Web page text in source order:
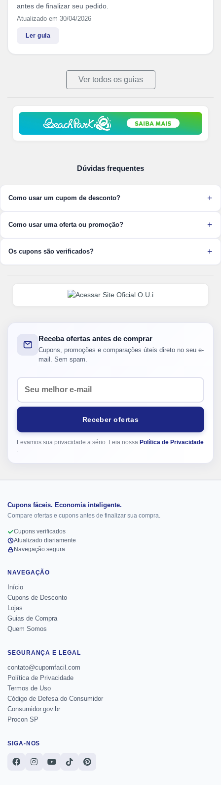
antes de finalizar seu pedido.
Atualizado em 30/04/2026
Ler guia
Ver todos os guias
Dúvidas frequentes
Como usar um cupom de desconto?
Como usar uma oferta ou promoção?
Os cupons são verificados?
Receba ofertas antes de comprar
Cupons, promoções e comparações úteis direto no seu e-
mail. Sem spam.
Seu e-mail
Receber ofertas
Levamos sua privacidade a sério. Leia nossa Política de Privacidade
Cupons fáceis. Economia inteligente.
Compare ofertas e cupons antes de finalizar sua compra.
Cupons verificados
Atualizado diariamente
Navegação segura
NAVEGAÇÃO
Início
Cupons de Desconto
Lojas
Guias de Compra
Quem Somos
SEGURANÇA E LEGAL
contato@cupomfacil.com
Política de Privacidade
Termos de Uso
Código de Defesa do Consumidor
Consumidor.gov.br
Procon SP
SIGA-NOS